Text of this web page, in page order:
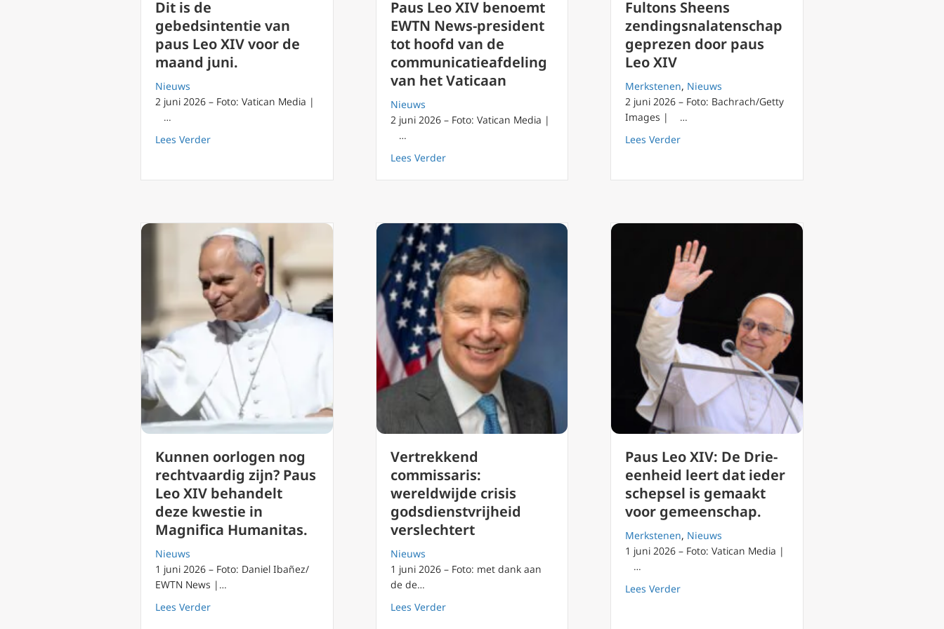
Dit is de
gebedsintentie van
paus Leo XIV voor de
maand juni.
Nieuws
2 juni 2026 – Foto: Vatican Media |
…
Lees Verderabout Dit is de gebedsintentie van paus Leo XIV voor de maand juni.
Paus Leo XIV benoemt
EWTN News-president
tot hoofd van de
communicatieafdeling
van het Vaticaan
Nieuws
2 juni 2026 – Foto: Vatican Media |
…
Lees Verderabout Paus Leo XIV benoemt EWTN News-president tot hoofd van de communicatieafdeling van het
Fultons Sheens
zendingsnalatenschap
geprezen door paus
Leo XIV
Merkstenen, Nieuws
2 juni 2026 – Foto: Bachrach/Getty
Images | …
Lees Verderabout Fultons Sheens zendingsnalatenschap geprezen
Kunnen oorlogen nog
rechtvaardig zijn? Paus
Leo XIV behandelt
deze kwestie in
Magnifica Humanitas.
Nieuws
1 juni 2026 – Foto: Daniel Ibañez/
EWTN News |…
Lees Verderabout Kunnen oorlogen nog rechtvaardig zijn? Paus Leo XIV behandelt deze kwestie in Magnifica Humanitas.
Vertrekkend
commissaris:
wereldwijde crisis
godsdienstvrijheid
verslechtert
Nieuws
1 juni 2026 – Foto: met dank aan
de de…
Lees Verderabout Vertrekkend commissaris: wereldwijde crisis godsdienstvrijheid verslechtert
Paus Leo XIV: De Drie-
eenheid leert dat ieder
schepsel is gemaakt
voor gemeenschap.
Merkstenen, Nieuws
1 juni 2026 – Foto: Vatican Media |
…
Lees Verderabout Paus Leo XIV: De Drie-eenheid leert dat ieder